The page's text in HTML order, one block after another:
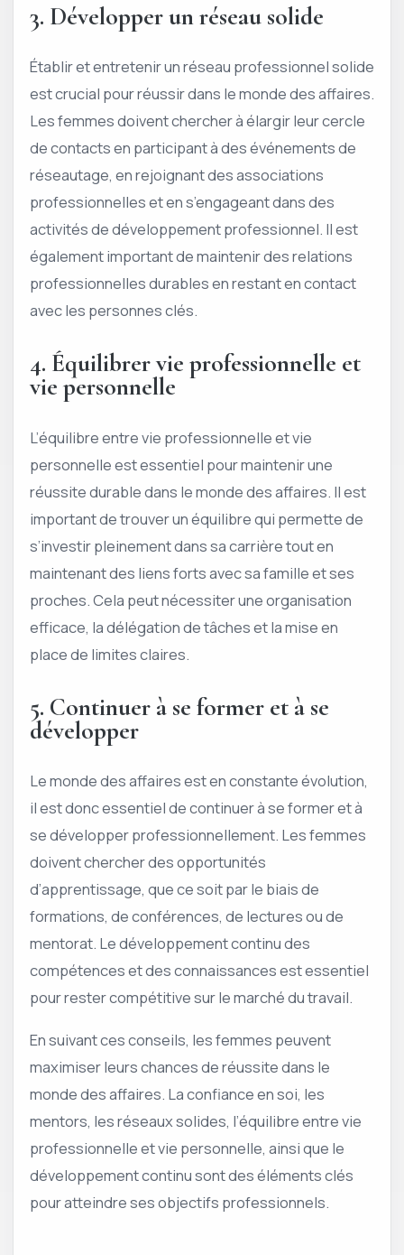
3. Développer un réseau solide
Établir et entretenir un réseau professionnel solide
est crucial pour réussir dans le monde des affaires.
Les femmes doivent chercher à élargir leur cercle
de contacts en participant à des événements de
réseautage, en rejoignant des associations
professionnelles et en s’engageant dans des
activités de développement professionnel. Il est
également important de maintenir des relations
professionnelles durables en restant en contact
avec les personnes clés.
4. Équilibrer vie professionnelle et
vie personnelle
L’équilibre entre vie professionnelle et vie
personnelle est essentiel pour maintenir une
réussite durable dans le monde des affaires. Il est
important de trouver un équilibre qui permette de
s’investir pleinement dans sa carrière tout en
maintenant des liens forts avec sa famille et ses
proches. Cela peut nécessiter une organisation
efficace, la délégation de tâches et la mise en
place de limites claires.
5. Continuer à se former et à se
développer
Le monde des affaires est en constante évolution,
il est donc essentiel de continuer à se former et à
se développer professionnellement. Les femmes
doivent chercher des opportunités
d’apprentissage, que ce soit par le biais de
formations, de conférences, de lectures ou de
mentorat. Le développement continu des
compétences et des connaissances est essentiel
pour rester compétitive sur le marché du travail.
En suivant ces conseils, les femmes peuvent
maximiser leurs chances de réussite dans le
monde des affaires. La confiance en soi, les
mentors, les réseaux solides, l’équilibre entre vie
professionnelle et vie personnelle, ainsi que le
développement continu sont des éléments clés
pour atteindre ses objectifs professionnels.